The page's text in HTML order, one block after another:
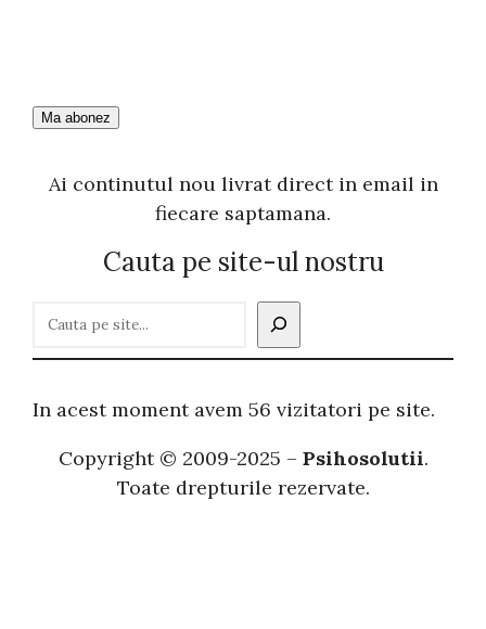
Ai continutul nou livrat direct in email in
fiecare saptamana.
Cauta pe site-ul nostru
t
In acest moment avem 56 vizitatori pe site.
Copyright © 2009-2025 – Psihosolutii.
Toate drepturile rezervate.